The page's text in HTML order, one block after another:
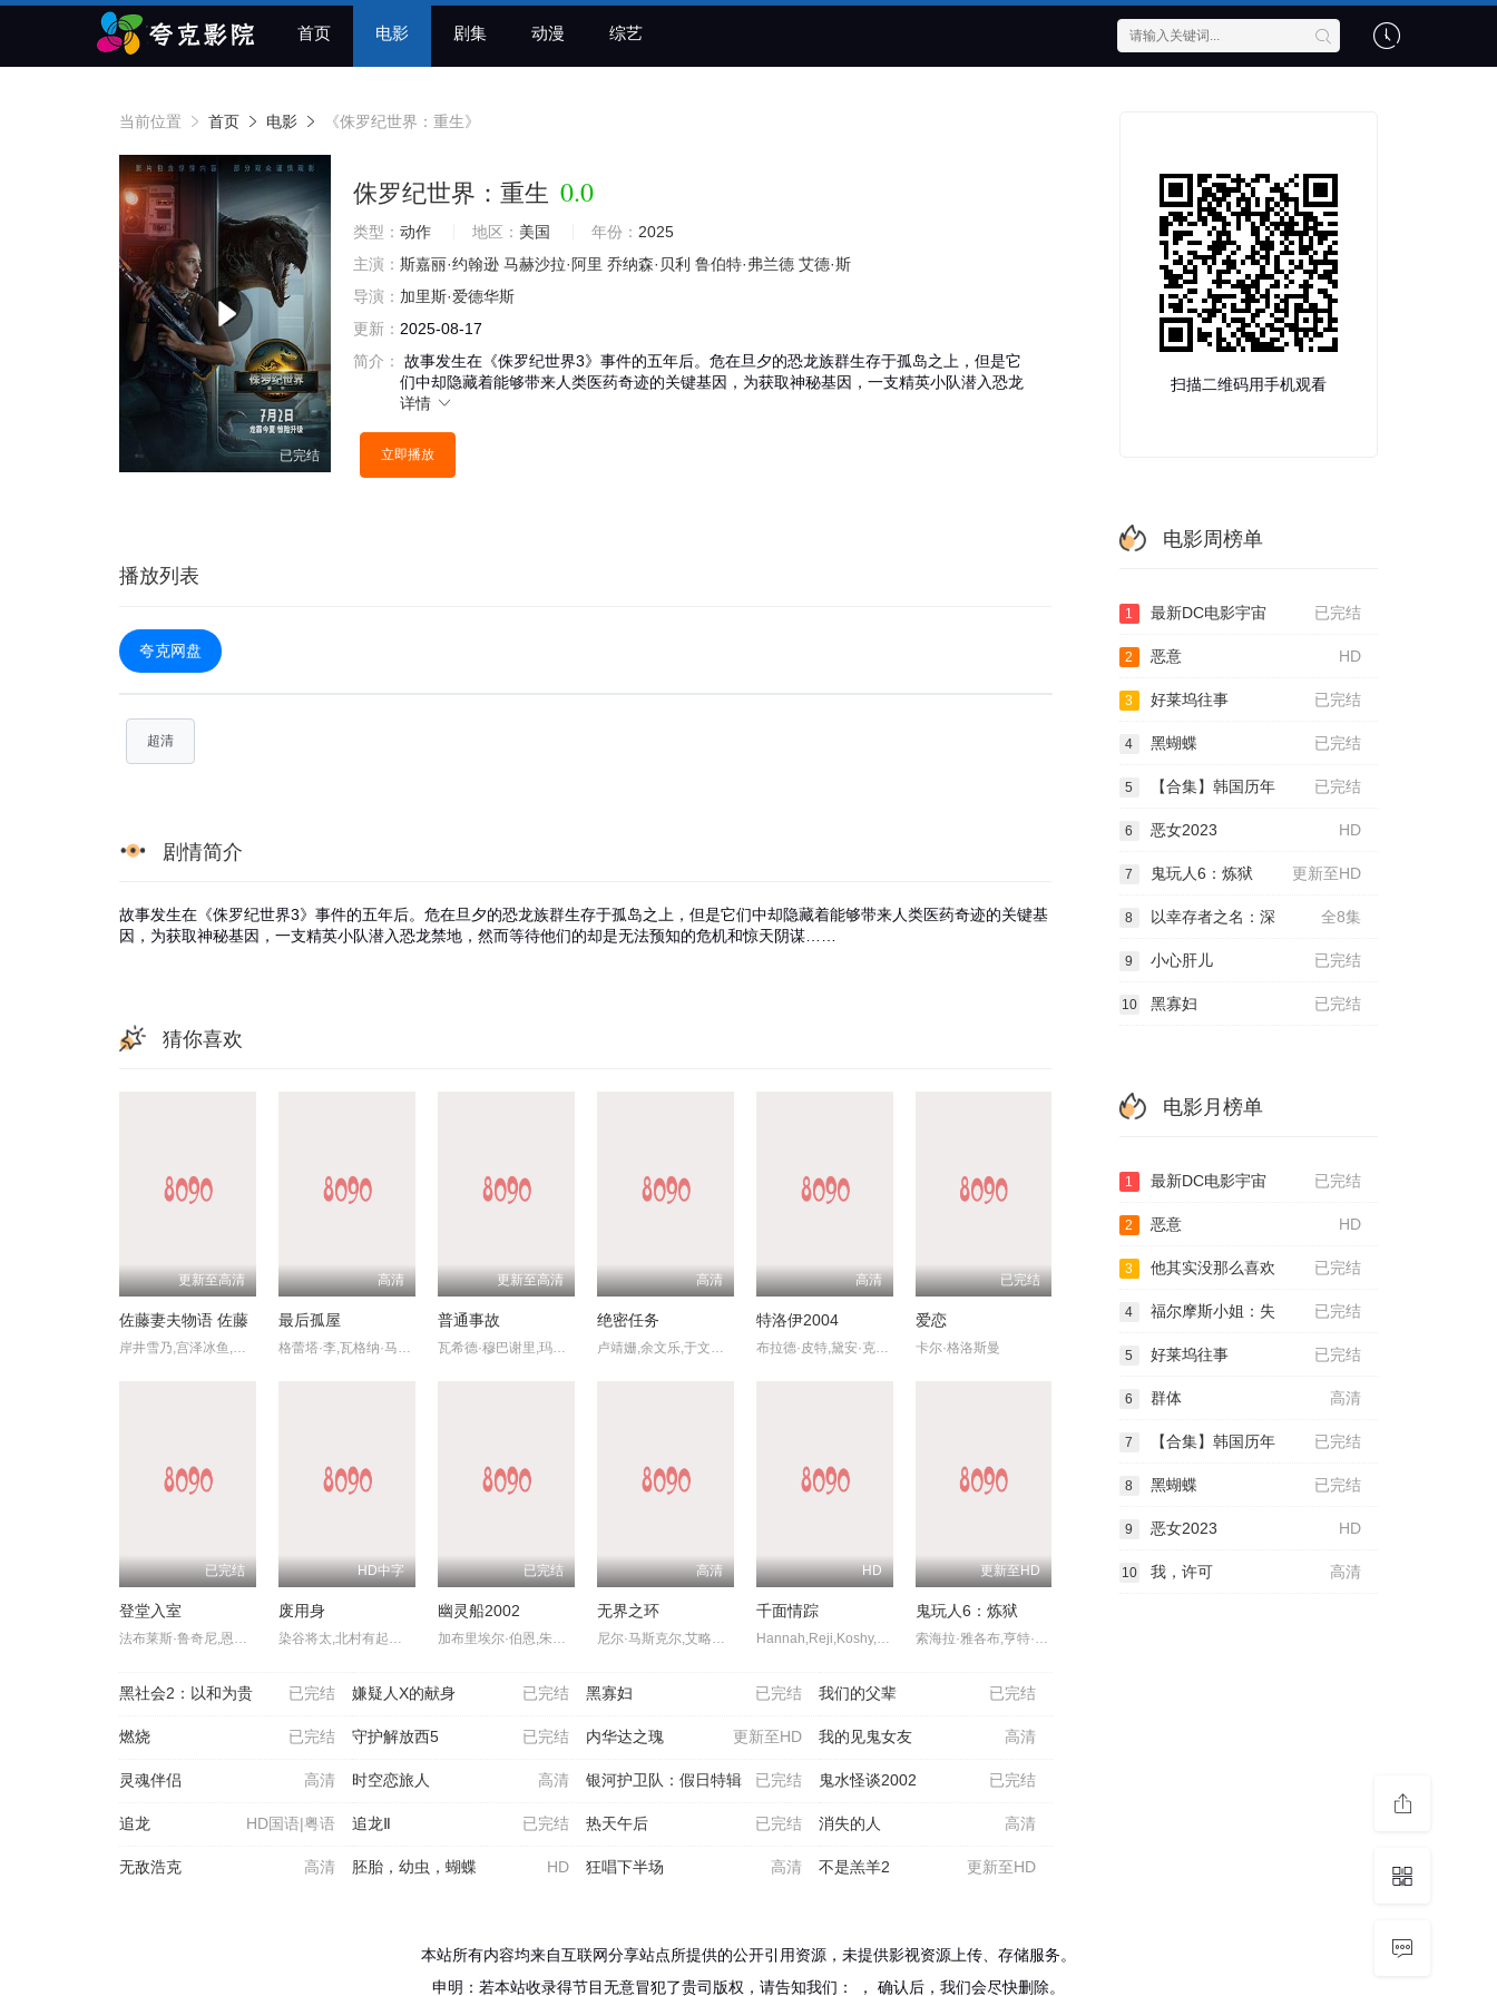
首页 电影 剧集 动漫 综艺
当前位置 首页 电影 《侏罗纪世界：重生》
已完结
侏罗纪世界：重生 0.0
类型： 动作 地区： 美国 年份： 2025
主演： 斯嘉丽·约翰逊 马赫沙拉·阿里 乔纳森·贝利 鲁伯特·弗兰德 艾德·斯
导演： 加里斯·爱德华斯
更新： 2025-08-17
简介：
故事发生在《侏罗纪世界3》事件的五年后。危在旦夕的恐龙族群生存于孤岛之上，但是它
们中却隐藏着能够带来人类医药奇迹的关键基因，为获取神秘基因，一支精英小队潜入恐龙
详情
立即播放
播放列表
夸克网盘
超清
剧情简介
故事发生在《侏罗纪世界3》事件的五年后。危在旦夕的恐龙族群生存于孤岛之上，但是它们中却隐藏着能够带来人类医药奇迹的关键基
因，为获取神秘基因，一支精英小队潜入恐龙禁地，然而等待他们的却是无法预知的危机和惊天阴谋……
猜你喜欢
更新至高清
佐藤妻夫物语 佐藤
岸井雪乃,宫泽冰鱼,藤原樱,三浦獠太,田村健太郎,前原滉,山本浩司,八木亚希子,中岛步,佐佐木希,田岛令子,柳原晴郎
高清
最后孤屋
格蕾塔·李,瓦格纳·马拉,西德·爱德华兹,刘易斯·古迪,奥黛丽·安德森,南希·鲍德温,陶妮·丰塔纳,杰德·奥金,奥利弗·亨利·阿诺德,加百列·钟,费莉西蒂·鲍恩,Riley,Chung,艾玛·霍,诺亚·亚历山大·索斯诺夫斯基
更新至高清
普通事故
瓦希德·穆巴谢里,玛丽亚姆·阿夫沙里,艾卜拉希姆·阿兹兹,哈迪斯·帕克巴滕,马吉德·帕纳西,穆罕默德·阿里·艾利亚斯梅尔,德尔玛兹·纳加菲,阿菲桑内·纳姆巴蒂,乔治·哈什姆扎德,莉安娜·阿兹兹菲
高清
绝密任务
卢靖姗,余文乐,于文文,蒋璐霞,屈菁菁,张溯哲,朱烁燃,明子煜,褚旭,亮月儿,王飞斐,常丹丹,金丽慧子,潘羞月,朱庭辰,叶彤,凡尼达·宾蒂·伊姆兰,曹操,喻亢,杰布,于晓光,陶慧敏,周惠林,高曙光,王若麟,刘屹宸,基诺,尚馨
高清
特洛伊2004
布拉德·皮特,黛安·克鲁格,奥兰多·布鲁姆,朱利安·格洛弗,布莱恩·考克斯,内森·琼斯,艾瑞克·巴纳,雅各布·史密斯,罗丝·伯恩,彼得·奥图尔
已完结
爱恋
卡尔·格洛斯曼
已完结
登堂入室
HD中字
废用身
已完结
幽灵船2002
加布里埃尔·伯恩,朱丽安娜·,玛格丽丝,朗·埃达德,戴斯蒙德·哈灵顿,艾赛亚·华盛顿,卡尔·厄本,艾米莉·布朗宁,阿利克斯·迪米崔德斯
高清
无界之环
HD
千面情踪
更新至HD
鬼玩人6：炼狱
已完结
黑社会2：以和为贵 已完结
嫌疑人X的献身 已完结
黑寡妇 已完结
我们的父辈
已完结
燃烧 已完结
守护解放西5 更新至HD
内华达之瑰 高清
我的见鬼女友
高清
灵魂伴侣 高清
时空恋旅人 已完结
银河护卫队：假日特辑 已完结
鬼水怪谈2002
HD国语|粤语
追龙 已完结
追龙Ⅱ 已完结
热天午后 高清
消失的人
高清
无敌浩克 HD
胚胎，幼虫，蝴蝶 高清
狂唱下半场 更新至HD
不是羔羊2
扫描二维码用手机观看
电影周榜单
已完结
1 最新DC电影宇宙
HD
2 恶意
已完结
3 好莱坞往事
已完结
4 黑蝴蝶
已完结
5 【合集】韩国历年
HD
6 恶女2023
更新至HD
7 鬼玩人6：炼狱
全8集
8 以幸存者之名：深
已完结
9 小心肝儿
已完结
10 黑寡妇
电影月榜单
已完结
1 最新DC电影宇宙
HD
2 恶意
已完结
3 他其实没那么喜欢
已完结
4 福尔摩斯小姐：失
已完结
5 好莱坞往事
高清
6 群体
已完结
7 【合集】韩国历年
已完结
8 黑蝴蝶
HD
9 恶女2023
高清
10 我，许可
本站所有内容均来自互联网分享站点所提供的公开引用资源，未提供影视资源上传、存储服务。
申明：若本站收录得节目无意冒犯了贵司版权，请告知我们：
， 确认后，我们会尽快删除。